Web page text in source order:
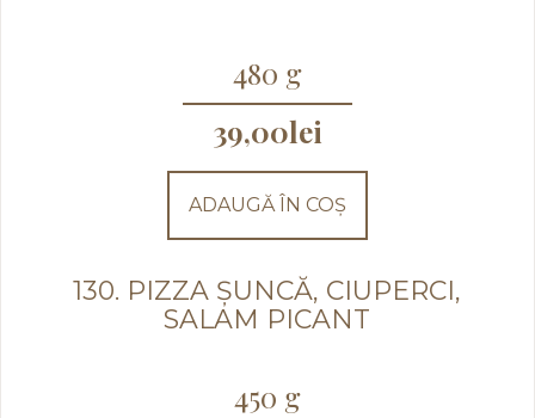
480 g
39,00lei
ADAUGĂ ÎN COȘ
130. PIZZA ȘUNCĂ, CIUPERCI,
SALAM PICANT
450 g